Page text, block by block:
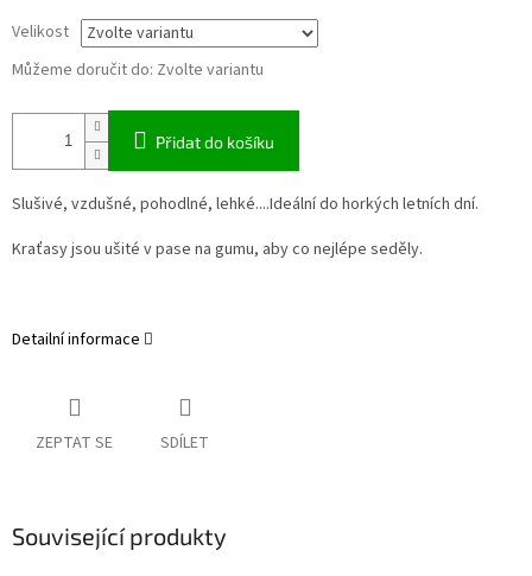
Velikost
Můžeme doručit do: Zvolte variantu
Přidat do košíku
Slušivé, vzdušné, pohodlné, lehké....Ideální do horkých letních dní.
Kraťasy jsou ušité v pase na gumu, aby co nejlépe seděly.
Detailní informace
ZEPTAT SE SDÍLET
Související produkty